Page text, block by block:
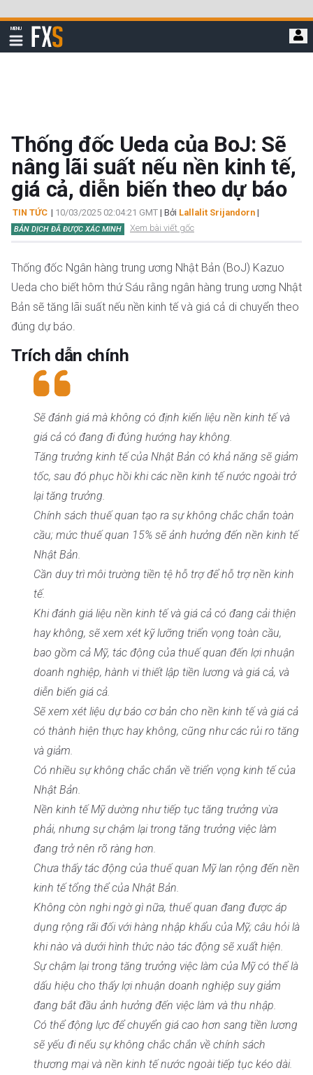
qua
đi
MENU
Hiển
thị
FXStreet
Thống đốc Ueda của BoJ: Sẽ
nâng lãi suất nếu nền kinh tế,
giá cả, diễn biến theo dự báo
TIN TỨC | 10/03/2025 02:04:21 GMT | Bởi Lallalit Srijandorn |
BẢN DỊCH ĐÃ ĐƯỢC XÁC MINH Xem bài viết gốc
Thống đốc Ngân hàng trung ương Nhật Bản (BoJ) Kazuo
Ueda cho biết hôm thứ Sáu rằng ngân hàng trung ương Nhật
Bản sẽ tăng lãi suất nếu nền kinh tế và giá cả di chuyển theo
đúng dự báo.
Trích dẫn chính
Sẽ đánh giá mà không có định kiến liệu nền kinh tế và
giá cả có đang đi đúng hướng hay không.
Tăng trưởng kinh tế của Nhật Bản có khả năng sẽ giảm
tốc, sau đó phục hồi khi các nền kinh tế nước ngoài trở
lại tăng trưởng.
Chính sách thuế quan tạo ra sự không chắc chắn toàn
cầu; mức thuế quan 15% sẽ ảnh hưởng đến nền kinh tế
Nhật Bản.
Cần duy trì môi trường tiền tệ hỗ trợ để hỗ trợ nền kinh
tế.
Khi đánh giá liệu nền kinh tế và giá cả có đang cải thiện
hay không, sẽ xem xét kỹ lưỡng triển vọng toàn cầu,
bao gồm cả Mỹ, tác động của thuế quan đến lợi nhuận
doanh nghiệp, hành vi thiết lập tiền lương và giá cả, và
diễn biến giá cả.
Sẽ xem xét liệu dự báo cơ bản cho nền kinh tế và giá cả
có thành hiện thực hay không, cũng như các rủi ro tăng
và giảm.
Có nhiều sự không chắc chắn về triển vọng kinh tế của
Nhật Bản.
Nền kinh tế Mỹ dường như tiếp tục tăng trưởng vừa
phải, nhưng sự chậm lại trong tăng trưởng việc làm
đang trở nên rõ ràng hơn.
Chưa thấy tác động của thuế quan Mỹ lan rộng đến nền
kinh tế tổng thể của Nhật Bản.
Không còn nghi ngờ gì nữa, thuế quan đang được áp
dụng rộng rãi đối với hàng nhập khẩu của Mỹ; câu hỏi là
khi nào và dưới hình thức nào tác động sẽ xuất hiện.
Sự chậm lại trong tăng trưởng việc làm của Mỹ có thể là
dấu hiệu cho thấy lợi nhuận doanh nghiệp suy giảm
đang bắt đầu ảnh hưởng đến việc làm và thu nhập.
Có thể động lực để chuyển giá cao hơn sang tiền lương
sẽ yếu đi nếu sự không chắc chắn về chính sách
thương mại và nền kinh tế nước ngoài tiếp tục kéo dài.